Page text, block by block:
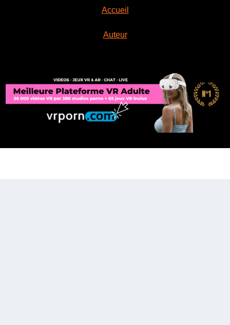
Accueil
Auteur